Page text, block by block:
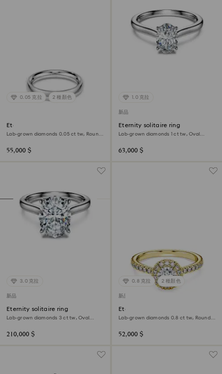
0.05 克拉 2 種顏色
Eternity band ring
Lab-grown diamonds 0.05 ct tw, Round
55,000 $
1.0 克拉
新品
Eternity solitaire ring
Lab-grown diamonds 1 ct tw, Oval
63,000 $
3.0 克拉
新品
Eternity solitaire ring
Lab-grown diamonds 3 ct tw, Oval
210,000 $
0.8 克拉 2 種顏色
新品
Eternity halo solitaire ring
Lab-grown diamonds 0.8 ct tw, Round
52,000 $